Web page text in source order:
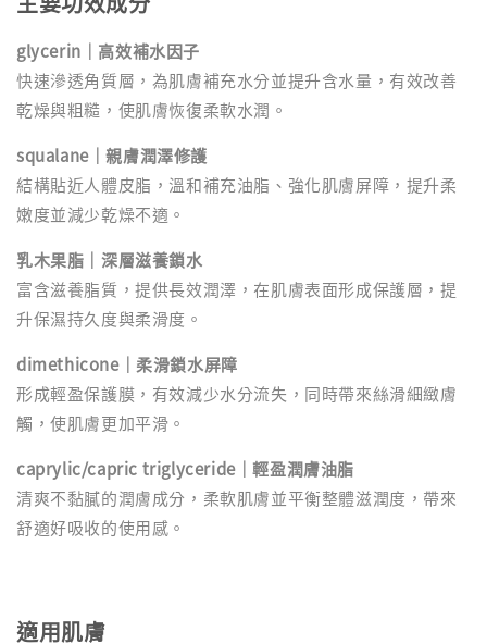
glycerin｜高效補水因子
快速滲透角質層，為肌膚補充水分並提升含水量，有效改善
乾燥與粗糙，使肌膚恢復柔軟水潤。
squalane｜親膚潤澤修護
結構貼近人體皮脂，溫和補充油脂、強化肌膚屏障，提升柔
嫩度並減少乾燥不適。
乳木果脂｜深層滋養鎖水
富含滋養脂質，提供長效潤澤，在肌膚表面形成保護層，提
升保濕持久度與柔滑度。
dimethicone｜柔滑鎖水屏障
形成輕盈保護膜，有效減少水分流失，同時帶來絲滑細緻膚
觸，使肌膚更加平滑。
caprylic/capric triglyceride｜輕盈潤膚油脂
清爽不黏膩的潤膚成分，柔軟肌膚並平衡整體滋潤度，帶來
舒適好吸收的使用感。
適用肌膚